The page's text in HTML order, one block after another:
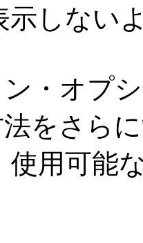
示しない
・オプ
をさら
使用可能